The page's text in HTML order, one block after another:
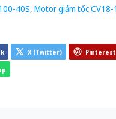
40S, Motor giảm tốc
X (Twitter) Pinterest